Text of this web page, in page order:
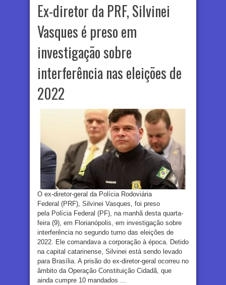
Ex-diretor da PRF, Silvinei
Vasques é preso em
investigação sobre
interferência nas eleições de
2022
O ex-diretor-geral da Polícia Rodoviária
Federal (PRF), Silvinei Vasques, foi preso
pela Polícia Federal (PF), na manhã desta quarta-
feira (9), em Florianópolis, em investigação sobre
interferência no segundo turno das eleições de
2022. Ele comandava a corporação à época. Detido
na capital catarinense, Silvinei está sendo levado
para Brasília. A prisão do ex-diretor-geral ocorreu no
âmbito da Operação Constituição Cidadã, que
ainda cumpre 10 mandados ...